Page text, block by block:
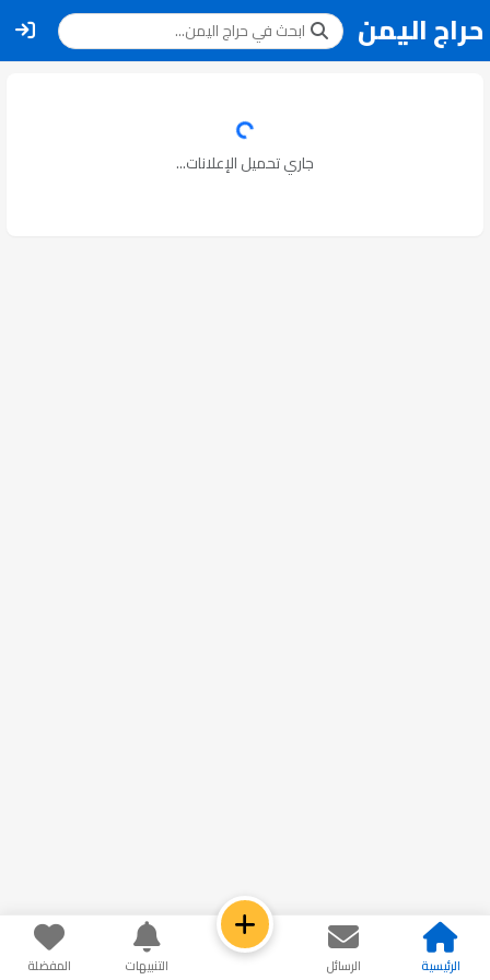
حراج اليمن
جاري تحميل الإعلانات...
الرئيسية الرسائل التنبيهات المفضلة